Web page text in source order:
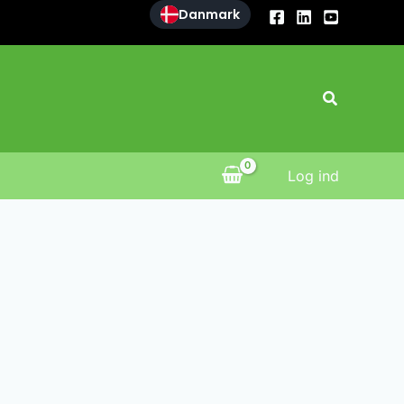
Danmark
Søg
Log ind